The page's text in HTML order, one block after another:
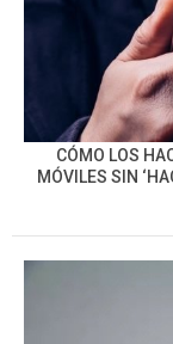
CÓMO LOS
MÓVILES SIN